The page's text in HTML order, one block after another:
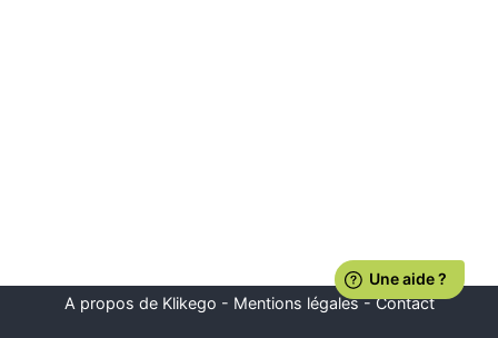
A propos de Klikego - Mentions légales-Contact